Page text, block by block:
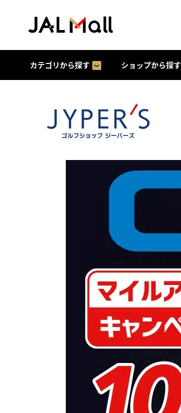
カテゴリから探す ショップから探す